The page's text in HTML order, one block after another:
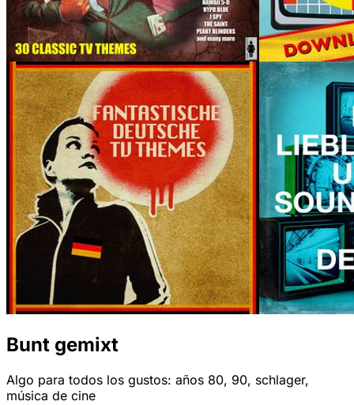
Bunt gemixt
Algo para todos los gustos: años 80, 90, schlager,
música de cine